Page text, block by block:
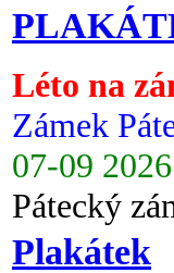
Léto na
Zámek
07-09 2026
Pátecký
Plakátek